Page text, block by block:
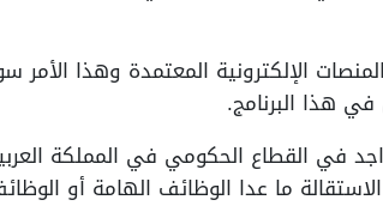
الإلكترونية المعتمدة وهذا الأمر
هذا البرنامج.
في القطاع الحكومي في المملكة
ما عدا الوظائف الهامة أو